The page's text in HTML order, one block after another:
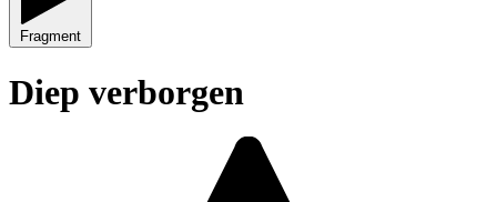
Fragment
Diep verborgen